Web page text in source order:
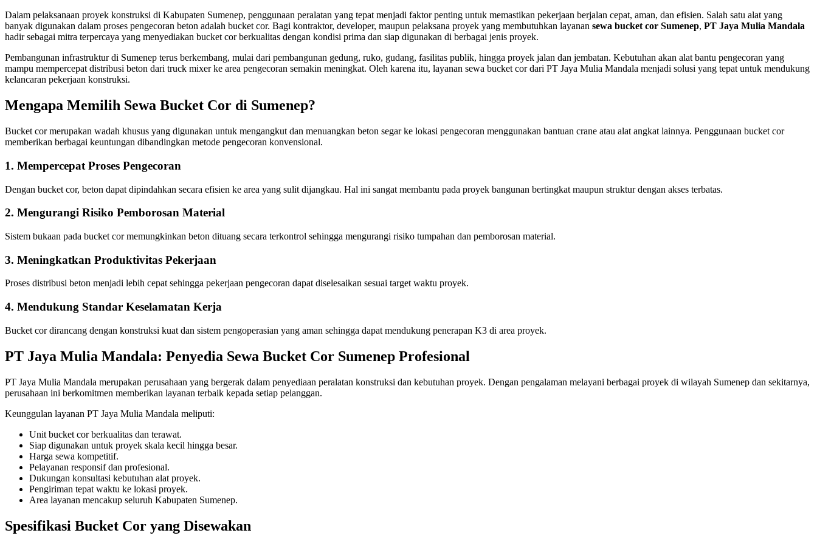
Dalam pelaksanaan proyek konstruksi di Kabupaten Sumenep, penggunaan peralatan yang tepat menjadi faktor penting untuk memastikan pekerjaan berjalan cepat, aman, dan efisien. Salah satu alat yang
banyak digunakan dalam proses pengecoran beton adalah bucket cor. Bagi kontraktor, developer, maupun pelaksana proyek yang membutuhkan layanan sewa bucket cor Sumenep, PT Jaya Mulia Mandala
hadir sebagai mitra terpercaya yang menyediakan bucket cor berkualitas dengan kondisi prima dan siap digunakan di berbagai jenis proyek.
Pembangunan infrastruktur di Sumenep terus berkembang, mulai dari pembangunan gedung, ruko, gudang, fasilitas publik, hingga proyek jalan dan jembatan. Kebutuhan akan alat bantu pengecoran yang
mampu mempercepat distribusi beton dari truck mixer ke area pengecoran semakin meningkat. Oleh karena itu, layanan sewa bucket cor dari PT Jaya Mulia Mandala menjadi solusi yang tepat untuk mendukung
kelancaran pekerjaan konstruksi.
Mengapa Memilih Sewa Bucket Cor di Sumenep?
Bucket cor merupakan wadah khusus yang digunakan untuk mengangkut dan menuangkan beton segar ke lokasi pengecoran menggunakan bantuan crane atau alat angkat lainnya. Penggunaan bucket cor
memberikan berbagai keuntungan dibandingkan metode pengecoran konvensional.
1. Mempercepat Proses Pengecoran
Dengan bucket cor, beton dapat dipindahkan secara efisien ke area yang sulit dijangkau. Hal ini sangat membantu pada proyek bangunan bertingkat maupun struktur dengan akses terbatas.
2. Mengurangi Risiko Pemborosan Material
Sistem bukaan pada bucket cor memungkinkan beton dituang secara terkontrol sehingga mengurangi risiko tumpahan dan pemborosan material.
3. Meningkatkan Produktivitas Pekerjaan
Proses distribusi beton menjadi lebih cepat sehingga pekerjaan pengecoran dapat diselesaikan sesuai target waktu proyek.
4. Mendukung Standar Keselamatan Kerja
Bucket cor dirancang dengan konstruksi kuat dan sistem pengoperasian yang aman sehingga dapat mendukung penerapan K3 di area proyek.
PT Jaya Mulia Mandala: Penyedia Sewa Bucket Cor Sumenep Profesional
PT Jaya Mulia Mandala merupakan perusahaan yang bergerak dalam penyediaan peralatan konstruksi dan kebutuhan proyek. Dengan pengalaman melayani berbagai proyek di wilayah Sumenep dan sekitarnya,
perusahaan ini berkomitmen memberikan layanan terbaik kepada setiap pelanggan.
Keunggulan layanan PT Jaya Mulia Mandala meliputi:
Unit bucket cor berkualitas dan terawat.
Siap digunakan untuk proyek skala kecil hingga besar.
Harga sewa kompetitif.
Pelayanan responsif dan profesional.
Dukungan konsultasi kebutuhan alat proyek.
Pengiriman tepat waktu ke lokasi proyek.
Area layanan mencakup seluruh Kabupaten Sumenep.
Spesifikasi Bucket Cor yang Disewakan